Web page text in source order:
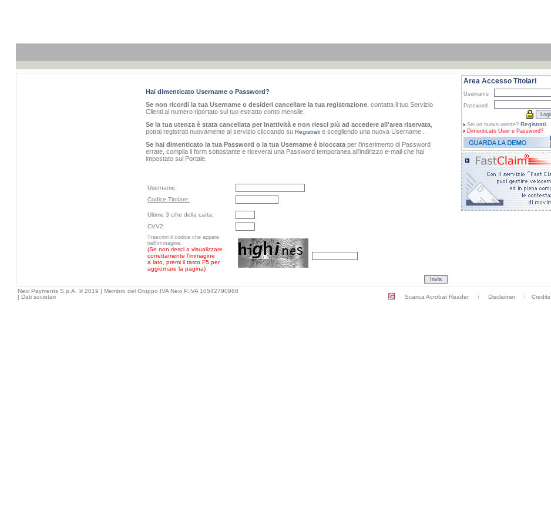
Hai dimenticato Username o Password?
Se non ricordi la tua Username o desideri cancellare la tua registrazione, contatta il tuo Servizio
Clienti al numero riportato sul tuo estratto conto mensile.
Se la tua utenza è stata cancellata per inattività e non riesci più ad accedere all'area riservata,
potrai registrati nuovamente al servizio cliccando su Registratie scegliendo una nuova Username .
Se hai dimenticato la tua Password o la tua Username è bloccataper l'inserimento di Password
errate, compila il form sottostante e riceverai una Password temporanea all'indirizzo e-mail che hai
impostato sul Portale.
Username:
Codice Titolare:
Ultime 3 cifre della carta:
CVV2:
Trascrivi il codice che appare
nell'immagine.
(Se non riesci a visualizzare
correttamente l'immagine
a lato, premi il tasto F5 per
aggiornare la pagina)
Area Accesso Titolari
Username
Password
Sei un nuovo utente? Registrati.
Dimenticato User e Password?
Nexi Payments S.p.A. © 2019 | Membro del Gruppo IVA Nexi P.IVA 10542790968
| Dati societari Scarica Acrobat Reader Disclaimer Credits